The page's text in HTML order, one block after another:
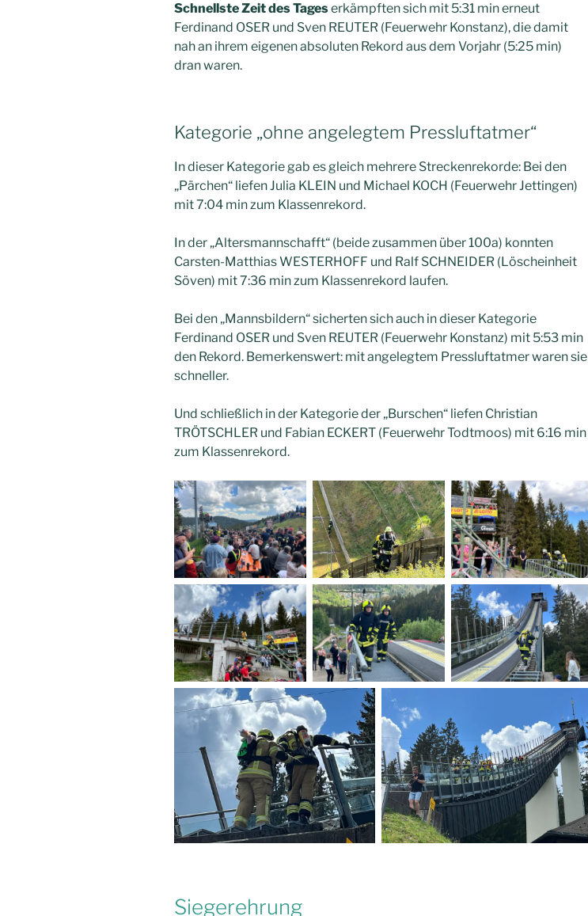
Schnellste Zeit des Tageserkämpften sich mit 5:31 min erneut
Ferdinand OSER und Sven REUTER (Feuerwehr Konstanz), die damit
nah an ihrem eigenen absoluten Rekord aus dem Vorjahr (5:25 min)
dran waren.
Kategorie „ohne angelegtem Pressluftatmer“
In dieser Kategorie gab es gleich mehrere Streckenrekorde: Bei den
„Pärchen“ liefen Julia KLEIN und Michael KOCH (Feuerwehr Jettingen)
mit 7:04 min zum Klassenrekord.
In der „Altersmannschafft“ (beide zusammen über 100a) konnten
Carsten-Matthias WESTERHOFF und Ralf SCHNEIDER (Löscheinheit
Söven) mit 7:36 min zum Klassenrekord laufen.
Bei den „Mannsbildern“ sicherten sich auch in dieser Kategorie
Ferdinand OSER und Sven REUTER (Feuerwehr Konstanz) mit 5:53 min
den Rekord. Bemerkenswert: mit angelegtem Pressluftatmer waren sie
schneller.
Und schließlich in der Kategorie der „Burschen“ liefen Christian
TRÖTSCHLER und Fabian ECKERT (Feuerwehr Todtmoos) mit 6:16 min
zum Klassenrekord.
Siegerehrung